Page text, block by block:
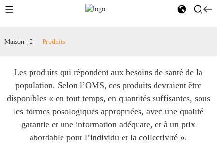
Maison Produits
Les produits qui répondent aux besoins de santé de la
population. Selon l’OMS, ces produits devraient être
disponibles « en tout temps, en quantités suffisantes, sous
les formes posologiques appropriées, avec une qualité
garantie et une information adéquate, et à un prix
abordable pour l’individu et la collectivité ».